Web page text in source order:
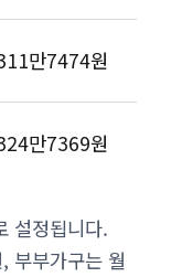
만7474원
만7369원
설정됩니다.
부부가구는 월